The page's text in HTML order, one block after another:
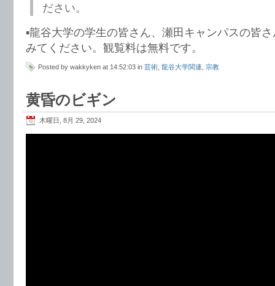
ださい。
▪️龍谷大学の学生の皆さん、瀬田キャンパスの皆
みてください。観覧料は無料です。
Posted by wakkyken at 14:52:03 in 芸術 龍谷大学関連 宗教
黄昏のビギン
木曜日, 8月 29, 2024